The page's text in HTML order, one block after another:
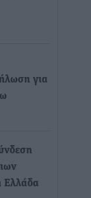
για
Ελλάδα